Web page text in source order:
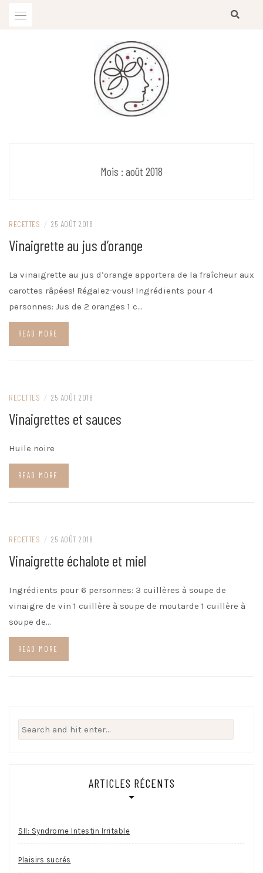
Mois : août 2018
RECETTES / 25 AOÛT 2018
Vinaigrette au jus d’orange
La vinaigrette au jus d’orange apportera de la fraîcheur aux
carottes râpées! Régalez-vous! Ingrédients pour 4
personnes: Jus de 2 oranges 1 c…
READ MORE
RECETTES / 25 AOÛT 2018
Vinaigrettes et sauces
Huile noire
READ MORE
RECETTES / 25 AOÛT 2018
Vinaigrette échalote et miel
Ingrédients pour 6 personnes: 3 cuillères à soupe de
vinaigre de vin 1 cuillère à soupe de moutarde 1 cuillère à
soupe de…
READ MORE
Search
for:
ARTICLES RÉCENTS
SII: Syndrome Intestin Irritable
Plaisirs sucrés